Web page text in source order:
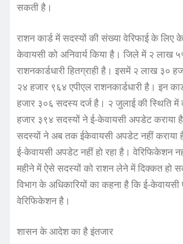
सकती है।
राशन कार्ड में सदस्यों की संख्या वेरिफाई के लिए
केवायसी को अनिवार्य किया है। जिले में २ लाख
राशनकार्डधारी हितग्राही है। इसमें २ लाख ३०
२४ हजार ९६४ एपीएल राशनकार्डधारी है। इन
हजार ३०६ सदस्य दर्ज है। २ जुलाई की स्थिति
हजार ३९४ सदस्यों ने ई-केवायसी अपडेट
सदस्यों ने अब तक ईकेवायसी अपडेट नहीं
ई-केवायसी अपडेट नहीं हो रहा है। वेरिफिकेशन
महीने में ऐसे सदस्यों को राशन लेने में दिक्कत हो
विभाग के अधिकारियों का कहना है कि ई-
वेरिफिकेशन है।
शासन के आदेश का है इंतजार